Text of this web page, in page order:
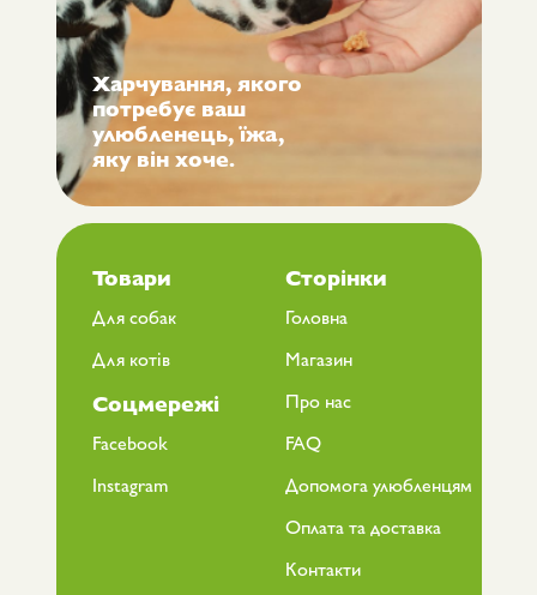
Харчування, якого
потребує ваш
улюбленець, їжа,
яку він хоче.
Товари
Для собак
Для котів
Сторінки
Головна
Магазин
Про нас
FAQ
Допомога улюбленцям
Оплата та доставка
Контакти
Соцмережі
Facebook
Instagram